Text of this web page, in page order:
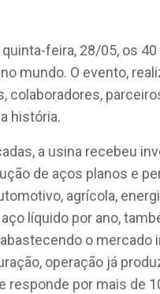
feira, 28/05, os
mundo. O evento,
colaboradores,
história.
a usina recebeu
de aços planos e
agrícola,
líquido por ano,
o mercado
operação já
responde por mais de